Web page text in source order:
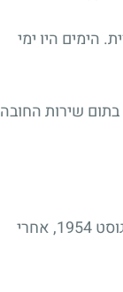
הימים היו ימי
התגייס לצה"ל. שובץ לחיל הים ושירת בתחום הלוגיסטי על אח"י (אוניית חיל הים) "מבטח" (ק-28). בתום שירות החובה
במהלך שירותו נזקק צבי לטיפול רפואי ובעת אשפוזו הכיר את דליה, חובשת צבאית שהשתלמה בבית חולים. באוגוסט 1954, אחרי